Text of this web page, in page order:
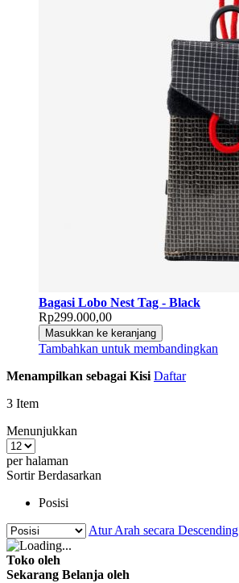
Bagasi Lobo Nest Tag - Black
Rp299.000,00
Masukkan ke keranjang
Tambahkan untuk membandingkan
Menampilkan sebagai Kisi Daftar
3 Item
Menunjukkan
per halaman
Sortir Berdasarkan
Posisi
Atur Arah secara Descending
Toko oleh
Sekarang Belanja oleh